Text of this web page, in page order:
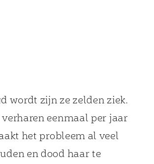
wordt zijn ze zelden ziek.
eenmaal per jaar
het probleem al veel
en dood haar te